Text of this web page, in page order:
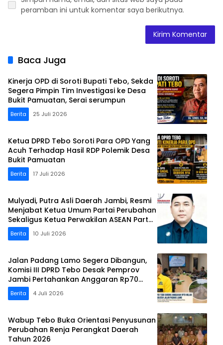
peramban ini untuk komentar saya berikutnya.
Baca Juga
Kinerja OPD di Soroti Bupati Tebo, Sekda
Segera Pimpin Tim Investigasi ke Desa
Bukit Pamuatan, Serai serumpun
Berita 25 Juli 2026
Ketua DPRD Tebo Soroti Para OPD Yang
Acuh Terhadap Hasil RDP Polemik Desa
Bukit Pamuatan
Berita 17 Juli 2026
Mulyadi, Putra Asli Daerah Jambi, Resmi
Menjabat Ketua Umum Partai Perubahan
Sekaligus Ketua Perwakilan ASEAN Partai
Perubahan di Malaysia
Berita 10 Juli 2026
Jalan Padang Lamo Segera Dibangun,
Komisi III DPRD Tebo Desak Pemprov
Jambi Pertahankan Anggaran Rp70
Miliar
Berita 4 Juli 2026
Wabup Tebo Buka Orientasi Penyusunan
Perubahan Renja Perangkat Daerah
Tahun 2026